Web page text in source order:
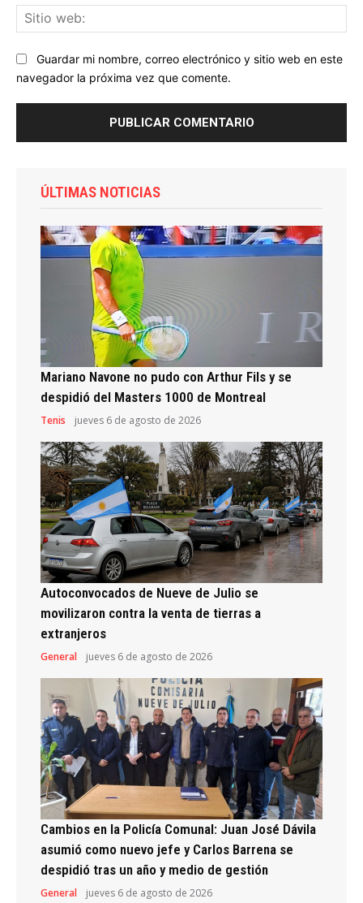
Guardar mi nombre, correo electrónico y sitio web en este
navegador la próxima vez que comente.
ÚLTIMAS NOTICIAS
Mariano Navone no pudo con Arthur Fils y se
despidió del Masters 1000 de Montreal
Tenis jueves 6 de agosto de 2026
Autoconvocados de Nueve de Julio se
movilizaron contra la venta de tierras a
extranjeros
General jueves 6 de agosto de 2026
Cambios en la Policía Comunal: Juan José Dávila
asumió como nuevo jefe y Carlos Barrena se
despidió tras un año y medio de gestión
General jueves 6 de agosto de 2026